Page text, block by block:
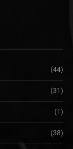
(44)
(31)
(1)
(38)